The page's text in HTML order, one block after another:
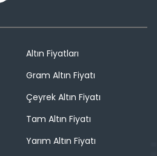
Altın Fiyatları
Gram Altın Fiyatı
Çeyrek Altın Fiyatı
Tam Altın Fiyatı
Yarım Altın Fiyatı